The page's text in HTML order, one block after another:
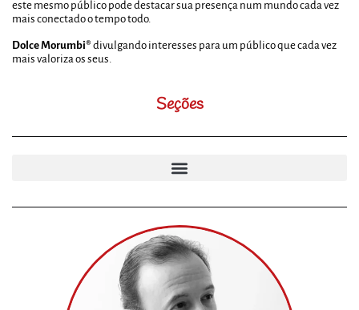
este mesmo público pode destacar sua presença num mundo cada vez
mais conectado o tempo todo.
Dolce Morumbi® divulgando interesses para um público que cada vez
mais valoriza os seus.
Seções